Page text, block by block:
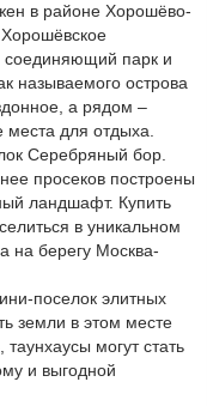
в районе Хорошёво-
соединяющий парк и
называемого острова
а рядом –
для отдыха.
Серебряный бор.
просеков построены
ландшафт. Купить
в уникальном
на берегу Москва-
поселок элитных
земли в этом месте
могут стать
и выгодной